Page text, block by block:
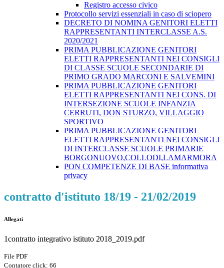
Registro accesso civico
Protocollo servizi essenziali in caso di sciopero
DECRETO DI NOMINA GENITORI ELETTI
RAPPRESENTANTI INTERCLASSE A.S.
2020/2021
PRIMA PUBBLICAZIONE GENITORI
ELETTI RAPPRESENTANTI NEI CONSIGLI
DI CLASSE SCUOLE SECONDARIE DI
PRIMO GRADO MARCONI E SALVEMINI
PRIMA PUBBLICAZIONE GENITORI
ELETTI RAPPRESENTANTI NEI CONS. DI
INTERSEZIONE SCUOLE INFANZIA
CERRUTI, DON STURZO, VILLAGGIO
SPORTIVO
PRIMA PUBBLICAZIONE GENITORI
ELETTI RAPPRESENTANTI NEI CONSIGLI
DI INTERCLASSE SCUOLE PRIMARIE
BORGONUOVO,COLLODI,LAMARMORA
PON COMPETENZE DI BASE informativa
privacy
contratto d'istituto 18/19 - 21/02/2019
Allegati
1contratto integrativo istituto 2018_2019.pdf
File PDF
Contatore click: 66